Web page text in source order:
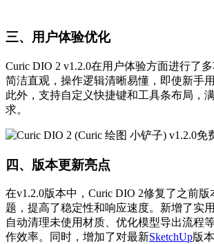
三、用户体验优化
Curic DIO 2 v1.2.0在用户体验方面进行了多项
简洁直观，操作逻辑清晰易懂，即使新手用
此外，支持自定义快捷键和工具条布局
求。
四、版本更新亮点
在v1.2.0版本中，Curic DIO 2修复了之前
题，提高了稳定性和响应速度。新增了实
自动清理未使用材质、优化模型导出流程等
作效率。同时，增加了对最新SketchUp版本